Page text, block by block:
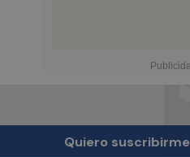
Quiero suscribirme